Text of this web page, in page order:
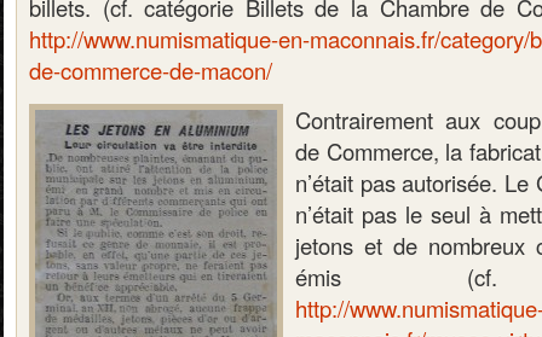
billets. (cf. catégorie Billets de la Chambre de
http://www.numismatique-en-maconnais.fr/category/
de-commerce-de-macon/
Contrairement aux
de Commerce, la
n’était pas autorisée.
n’était pas le seul à
jetons et de nombreux
émis (cf.
http://